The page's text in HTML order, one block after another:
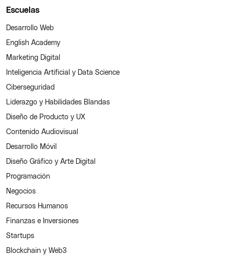
Escuelas
Desarrollo Web
English Academy
Marketing Digital
Inteligencia Artificial y Data Science
Ciberseguridad
Liderazgo y Habilidades Blandas
Diseño de Producto y UX
Contenido Audiovisual
Desarrollo Móvil
Diseño Gráfico y Arte Digital
Programación
Negocios
Recursos Humanos
Finanzas e Inversiones
Startups
Blockchain y Web3